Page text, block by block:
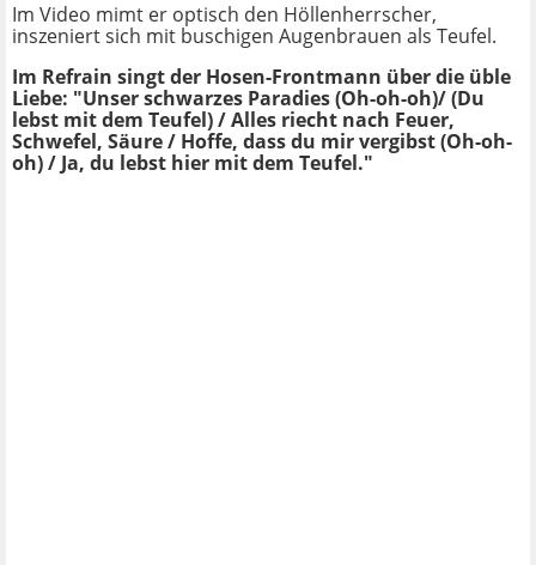
Im Video mimt er optisch den Höllenherrscher,
inszeniert sich mit buschigen Augenbrauen als Teufel.
Im Refrain singt der Hosen-Frontmann über die üble
Liebe: "Unser schwarzes Paradies (Oh-oh-oh)/ (Du
lebst mit dem Teufel) / Alles riecht nach Feuer,
Schwefel, Säure / Hoffe, dass du mir vergibst (Oh-oh-
oh) / Ja, du lebst hier mit dem Teufel."